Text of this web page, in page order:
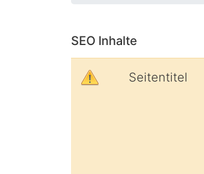
SEO Inhalte
Seitentitel